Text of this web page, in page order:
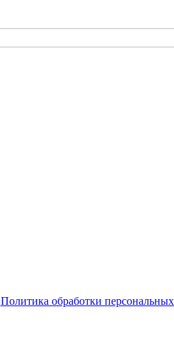
Политика обработки